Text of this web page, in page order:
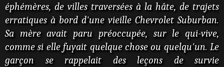
éphémères, de villes traversées à la hâte, de trajets
erratiques à bord d'une vieille Chevrolet Suburban.
Sa mère avait paru préoccupée, sur le qui-vive,
comme si elle fuyait quelque chose ou quelqu'un. Le
garçon se rappelait des leçons de survie